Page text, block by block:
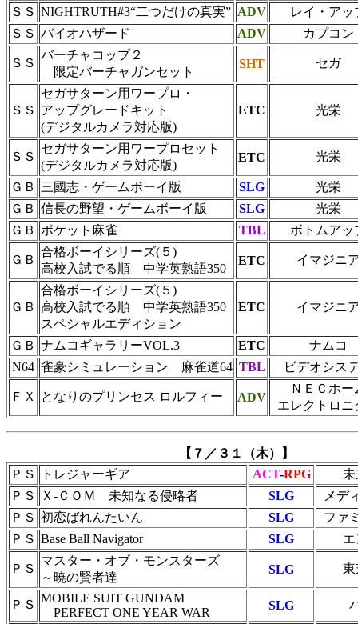
ＳＳ NIGHTRUTH#3“二つだけの真実” ADV
レイ・アッ
ＳＳ バイオハザード ADV カプコン
ＳＳ
バーチャコップ２
限定バーチャガンセット
SHT セガ
ＳＳ
セガサターン用ワープロ・
アップグレードキット
(デジタルカメラ対応版)
ETC 光栄
ＳＳ
セガサターン用ワープロセット
(デジタルカメラ対応版)
ETC 光栄
ＧＢ 三國志・ゲームボーイ版 SLG
光栄
ＧＢ 信長の野望・ゲームボーイ版 SLG
光栄
ＧＢ
ポケット麻雀 TBL ボトムアッ
ＧＢ
合格ボーイシリーズ(５)
高校入試でる順 中学英熟語350
ETC イマジニ
ＧＢ
合格ボーイシリーズ(５)
高校入試でる順 中学英熟語350
スペシャルエディション
ETC イマジニ
ＧＢ ナムコギャラリーVOL.3 ETC
ナムコ
N64 雀豪シミュレーション 麻雀道64 TBL ビデオシス
ＦＸ となりのプリンセス ロルフィー ADV
ＮＥＣホー
エレクトロニ
【７／３１（木）】
ＰＳ
トレジャーギア ACT-RPG
ＰＳ
Ｘ-ＣＯＭ 未知なる侵略者 SLG
メデ
ＰＳ 初恋ばれんたいん SLG
ファ
ＰＳ Base Ball Navigator SLG
ＰＳ
マスター・オブ・モンスターズ
～暁の賢者達
SLG 東
ＰＳ MOBILE SUIT GUNDAM
PERFECT ONE YEAR WAR
SLG